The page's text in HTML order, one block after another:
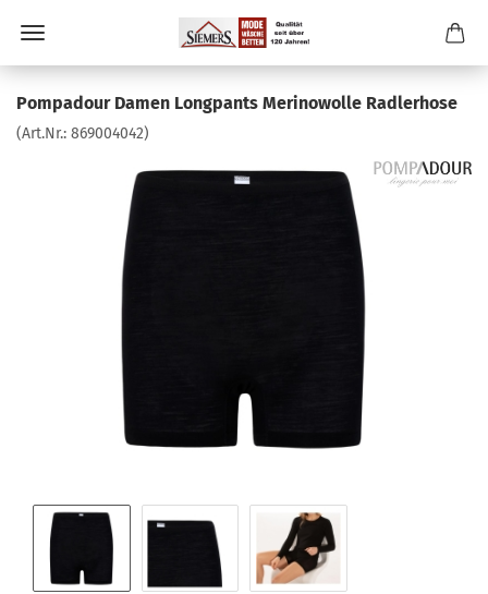
Pompadour Damen Longpants Merinowolle Radlerhose
(Art.Nr.: 869004042)